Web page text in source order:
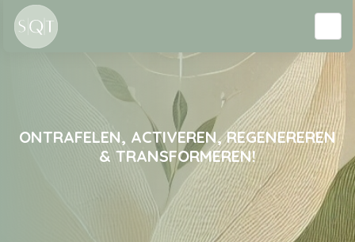
ONTRAFELEN, ACTIVEREN, REGENEREREN
& TRANSFORMEREN!